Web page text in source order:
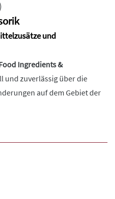
und
Ingredients &
und zuverlässig über die
auf dem Gebiet der